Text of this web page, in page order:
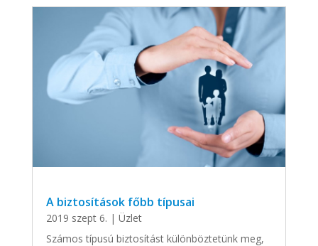
A biztosítások főbb típusai
2019 szept 6. | Üzlet
Számos típusú biztosítást különböztetünk meg,